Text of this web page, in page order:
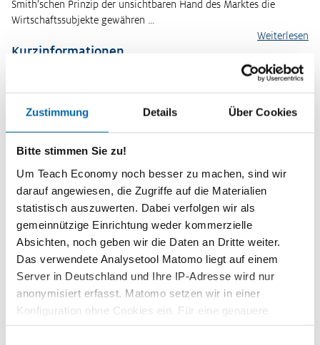
Zustimmung Details Über Cookies
Bitte stimmen Sie zu!
Um Teach Economy noch besser zu machen, sind wir
darauf angewiesen, die Zugriffe auf die Materialien
statistisch auszuwerten. Dabei verfolgen wir als
gemeinnützige Einrichtung weder kommerzielle
Absichten, noch geben wir die Daten an Dritte weiter.
Das verwendete Analysetool Matomo liegt auf einem
Server in Deutschland und Ihre IP-Adresse wird nur
anonymisiert erfasst. Matomo setzen wir in einer
Konfiguration ohne Cookies ein. Für eine genauere
Analyse bitte wir Sie, auch den optional wählbaren
Smith’schen Prinzip der unsichtbaren Hand des Marktes die
Wirtschaftssubjekte gewähren …
Weiterlesen
Kurzinformationen
Zeitbedarf
individuell
Stufe
Sekundarstufe II
Vorwissen
nicht erforderlich
Format
Interaktiv
Schlagwörter